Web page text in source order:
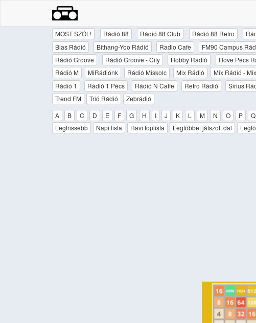
MOST SZÓL! Rádió 88 Rádió 88 Club Rádió 88 Retro
Bias Rádió
Bithang-Yoo Rádió Radio Cafe FM90 Campus
Rádió Groove
Rádió Groove - City Hobby Rádió I love Pécs
Rádió M
MiRádiónk Rádió Miskolc Mix Rádió Mix Rádió -
Rádió 1
Rádió 1 Pécs Rádió N Caffe Retro Rádió Sirius
Trend FM
Trió Rádió
Zebrádió
A
B C D E F G H I J K L M N O P Q
Legfrissebb
Napi lista Havi toplista Legtöbbet játszott dal